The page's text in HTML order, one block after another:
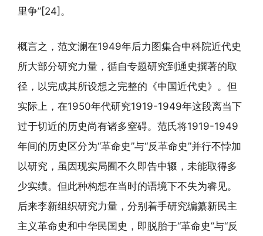
里争”[24]。
概言之，范文澜在1949年后力图集合中科院近代史
所大部分研究力量，循自专题研究到通史撰著的取
径，以完成其所设想之完整的《中国近代史》。但
实际上，在1950年代研究1919-1949年这段离当下
过于切近的历史尚有诸多窒碍。范氏将1919-1949
年间的历史区分为“革命史”与“反革命史”并行不悖加
以研究，虽因现实局囿不久即告中辍，未能取得多
少实绩。但此种构想在当时的语境下不失为睿见。
后来李新组织研究力量，分别着手研究编纂新民主
主义革命史和中华民国史，即脱胎于“革命史”与“反